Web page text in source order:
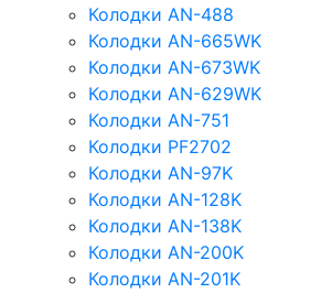
Колодки AN-488
Колодки AN-665WK
Колодки AN-673WK
Колодки AN-629WK
Колодки AN-751
Колодки PF2702
Колодки AN-97K
Колодки AN-128K
Колодки AN-138K
Колодки AN-200K
Колодки AN-201K